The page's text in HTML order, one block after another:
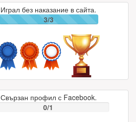
Играл без наказание в сайта.
3/3
Свързан профил с Facebook.
0/1